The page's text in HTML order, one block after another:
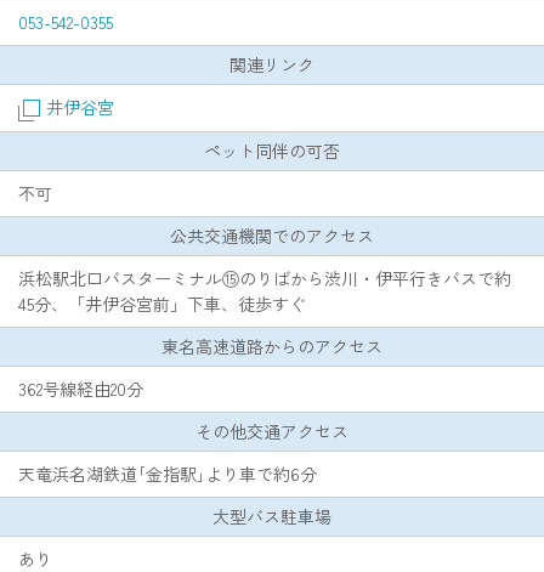
053-542-0355
関連リンク
井伊谷宮
ペット同伴の可否
不可
公共交通機関でのアクセス
浜松駅北口バスターミナル⑮のりばから渋川・伊平行きバスで約
45分、「井伊谷宮前」下車、徒歩すぐ
東名高速道路からのアクセス
362号線経由20分
その他交通アクセス
天竜浜名湖鉄道｢金指駅｣より車で約6分
大型バス駐車場
あり